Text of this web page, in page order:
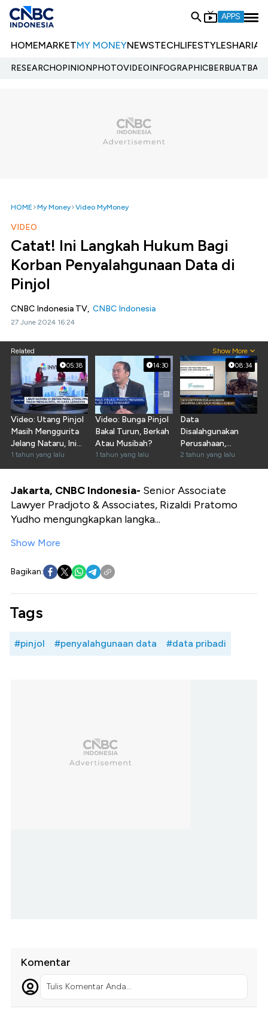
APPS
HOMEMARKETMY MONEYNEWSTECHLIFESTYLESHARIA
RESEARCHOPINIONPHOTOVIDEOINFOGRAPHIC
HOME My Money Video MyMoney
VIDEO
Catat! Ini Langkah Hukum Bagi
Korban Penyalahgunaan Data di
Pinjol
CNBC Indonesia TV, CNBC Indonesia
27 June 2024 16:24
Related Show More
05:38
Video: Utang Pinjol
Masih Menggurita
Jelang Nataru, Ini
Cara Lepasnya!
1 tahun yang lalu
14:30
Video: Bunga Pinjol
Bakal Turun, Berkah
Atau Musibah?
1 tahun yang lalu
08:34
Data
Disalahgunakan
Perusahaan,
Karyawan Bisa Ambil
Langkah Hukum?
2 tahun yang lalu
Jakarta, CNBC Indonesia- Senior Associate
Lawyer Pradjoto & Associates, Rizaldi Pratomo
Yudho mengungkapkan langka...
Show More
Bagikan:
Tags
#pinjol #penyalahgunaan data #data pribadi
Komentar
Tulis Komentar Anda...